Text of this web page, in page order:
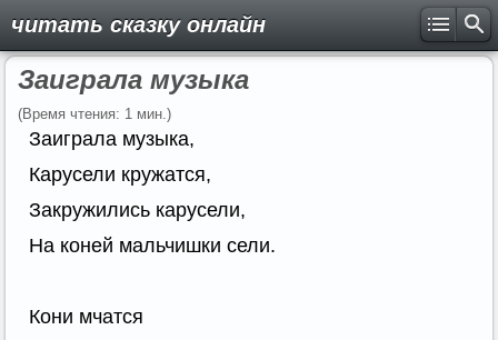
читать сказку онлайн
Заиграла музыка
(Время чтения: 1 мин.)
Заиграла музыка,
Карусели кружатся,
Закружились карусели,
На коней мальчишки сели.
Кони мчатся